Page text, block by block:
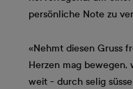
persönliche Note zu
«Nehmt diesen Gruss
Herzen mag
weit - durch selig